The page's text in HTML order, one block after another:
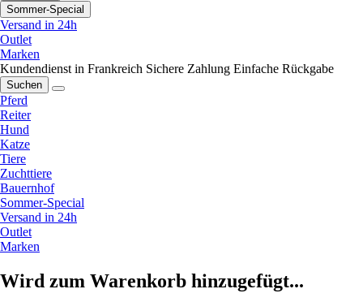
Sommer-Special
Versand in 24h
Outlet
Marken
Kundendienst in Frankreich Sichere Zahlung Einfache Rückgabe
Suchen
Pferd
Reiter
Hund
Katze
Tiere
Zuchttiere
Bauernhof
Sommer-Special
Versand in 24h
Outlet
Marken
Wird zum Warenkorb hinzugefügt...